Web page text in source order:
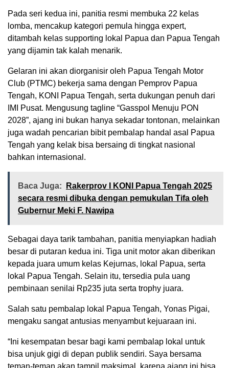
Pada seri kedua ini, panitia resmi membuka 22 kelas
lomba, mencakup kategori pemula hingga expert,
ditambah kelas supporting lokal Papua dan Papua Tengah
yang dijamin tak kalah menarik.
Gelaran ini akan diorganisir oleh Papua Tengah Motor
Club (PTMC) bekerja sama dengan Pemprov Papua
Tengah, KONI Papua Tengah, serta dukungan penuh dari
IMI Pusat. Mengusung tagline “Gasspol Menuju PON
2028”, ajang ini bukan hanya sekadar tontonan, melainkan
juga wadah pencarian bibit pembalap handal asal Papua
Tengah yang kelak bisa bersaing di tingkat nasional
bahkan internasional.
Baca Juga:
Rakerprov I KONI Papua Tengah 2025
secara resmi dibuka dengan pemukulan Tifa oleh
Gubernur Meki F. Nawipa
Sebagai daya tarik tambahan, panitia menyiapkan hadiah
besar di putaran kedua ini. Tiga unit motor akan diberikan
kepada juara umum kelas Kejurnas, lokal Papua, serta
lokal Papua Tengah. Selain itu, tersedia pula uang
pembinaan senilai Rp235 juta serta trophy juara.
Salah satu pembalap lokal Papua Tengah, Yonas Pigai,
mengaku sangat antusias menyambut kejuaraan ini.
“Ini kesempatan besar bagi kami pembalap lokal untuk
bisa unjuk gigi di depan publik sendiri. Saya bersama
teman-teman akan tampil maksimal, karena ajang ini bisa